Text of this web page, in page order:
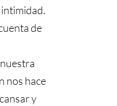
de
nos hace
y